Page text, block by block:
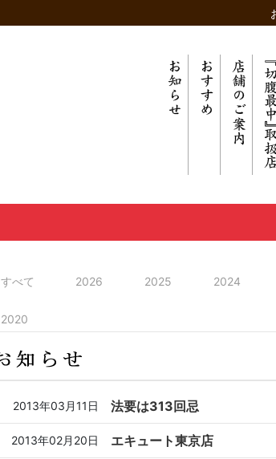
すべて 2026 2025 2024
2020
2013年03月11日 法要は313回忌
2013年02月20日 エキュート東京店